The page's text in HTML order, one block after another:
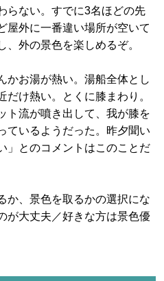
らない。すでに3名ほどの先
屋外に一番違い場所が空いて
外の景色を楽しめるぞ。
かお湯が熱い。湯船全体とし
け熱い。とくに膝まわり。
ト流が噴き出して、我が膝を
ているようだった。昨夕聞い
」とのコメントはこのことだ
か、景色を取るかの選択にな
が大丈夫／好きな方は景色優